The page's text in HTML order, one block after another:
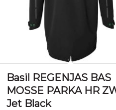
Basil REGENJAS BAS
MOSSE PARKA HR
Jet Black